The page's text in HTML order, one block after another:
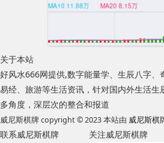
关于本站
好风水666网提供,数字能量学、生辰八字、
易经、旅游等生活资讯，针对国内外生活生
多角度，深层次的整合和报道
威尼斯棋牌 copyright © 2023 本站由 威尼斯棋
联系威尼斯棋牌
关注威尼斯棋牌